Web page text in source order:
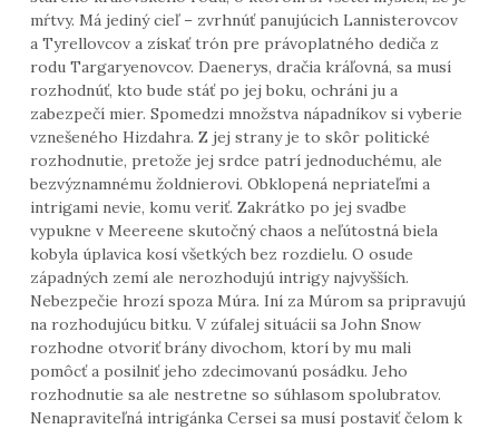
mŕtvy. Má jediný cieľ – zvrhnúť panujúcich Lannisterovcov
a Tyrellovcov a získať trón pre právoplatného dediča z
rodu Targaryenovcov. Daenerys, dračia kráľovná, sa musí
rozhodnúť, kto bude stáť po jej boku, ochráni ju a
zabezpečí mier. Spomedzi množstva nápadníkov si vyberie
vznešeného Hizdahra. Z jej strany je to skôr politické
rozhodnutie, pretože jej srdce patrí jednoduchému, ale
bezvýznamnému žoldnierovi. Obklopená nepriateľmi a
intrigami nevie, komu veriť. Zakrátko po jej svadbe
vypukne v Meereene skutočný chaos a neľútostná biela
kobyla úplavica kosí všetkých bez rozdielu. O osude
západných zemí ale nerozhodujú intrigy najvyšších.
Nebezpečie hrozí spoza Múra. Iní za Múrom sa pripravujú
na rozhodujúcu bitku. V zúfalej situácii sa John Snow
rozhodne otvoriť brány divochom, ktorí by mu mali
pomôcť a posilniť jeho zdecimovanú posádku. Jeho
rozhodnutie sa ale nestretne so súhlasom spolubratov.
Nenapraviteľná intrigánka Cersei sa musí postaviť čelom k